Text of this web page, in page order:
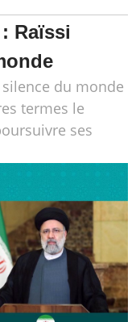
Raïssi
du monde
termes le
ses